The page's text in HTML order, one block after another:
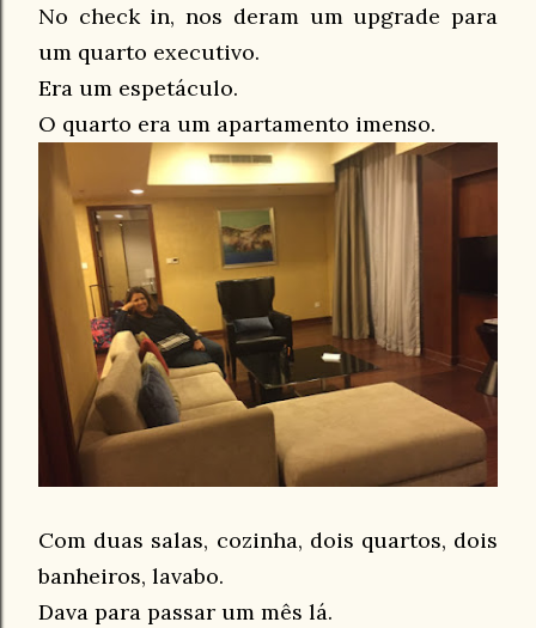
No check in, nos deram um upgrade para
um quarto executivo.
Era um espetáculo.
O quarto era um apartamento imenso.
Com duas salas, cozinha, dois quartos, dois
banheiros, lavabo.
Dava para passar um mês lá.